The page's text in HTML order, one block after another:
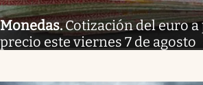
Monedas.Cotización del euro a
precio este viernes 7 de agosto